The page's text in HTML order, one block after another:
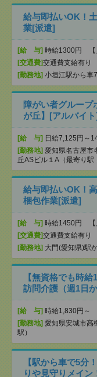
給与即払いOK！
業[派遣]
[給 与] 時給1300円 【
[交通費]交通費支給有り
[勤務地] 小垣江駅から車
障がい者グループ
が丘】[アルバイ
[給 与] 日給7,125円～
[勤務地] 愛知県名古屋市
丘ASビル１A（最寄り駅
給与即払いOK！
梱包作業[派遣]
[給 与] 時給1450円 【
[交通費]交通費支給有り
[勤務地] 大門(愛知県)駅
【無資格でも時
訪問介護（週1日
[給 与] 時給1,830円～
[勤務地] 愛知県安城市高
駅）
【駅から車で5分
りや見守りメイン